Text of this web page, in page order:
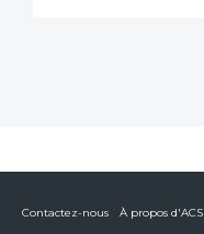
Contactez-nous À propos d'ACS